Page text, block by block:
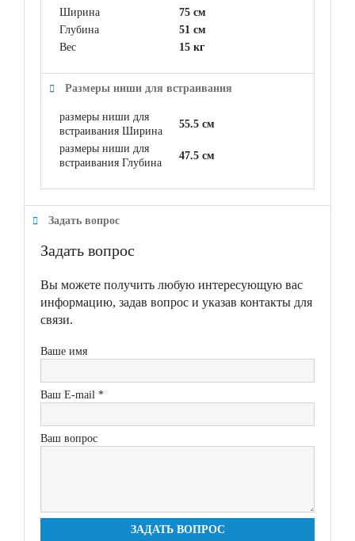
Ширина
75 см
Глубина
51 см
Вес
15 кг
Размеры ниши для встраивания
размеры ниши для
встраивания Ширина
55.5 см
размеры ниши для
встраивания Глубина
47.5 см
Задать вопрос
Задать вопрос
Вы можете получить любую интересующую вас
информацию, задав вопрос и указав контакты для
связи.
Ваше имя
Ваш E-mail *
Ваш вопрос
ЗАДАТЬ ВОПРОС